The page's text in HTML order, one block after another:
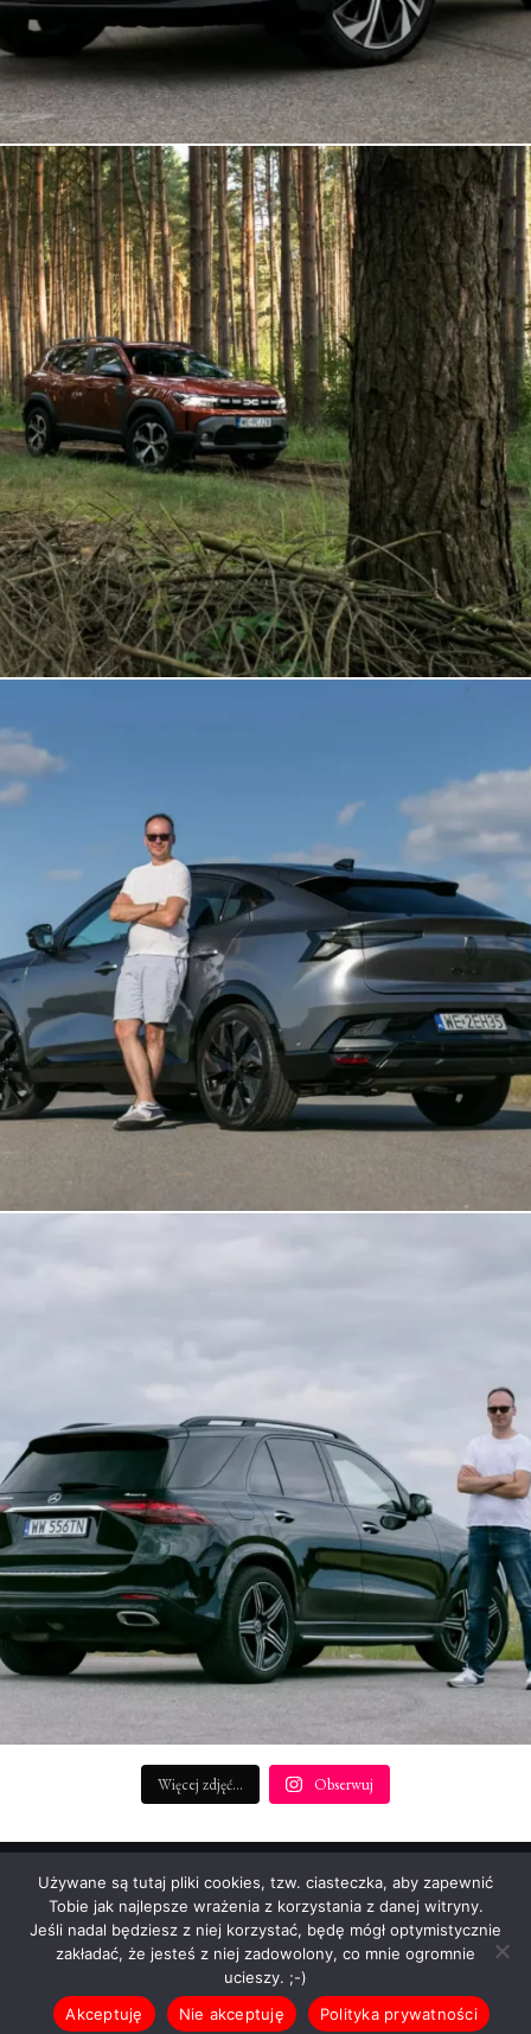
Więcej zdjęć... Obserwuj
REDAKTOR NACZELNY:
Patryk Rudnicki (p.rudnicki@startengine.pl)
Informacje prasowe: info@startengine.pl
Reklama i współpraca: p.rudnicki@startengine.pl
Używane są tutaj pliki cookies, tzw. ciasteczka, aby zapewnić
Tobie jak najlepsze wrażenia z korzystania z danej witryny.
Jeśli nadal będziesz z niej korzystać, będę mógł optymistycznie
zakładać, że jesteś z niej zadowolony, co mnie ogromnie
ucieszy. ;-)
Akceptuję
Nie akceptuję Polityka prywatności